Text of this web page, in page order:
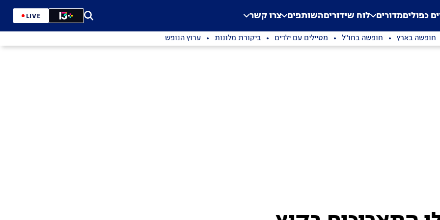
Application error: a
. כפוליםמדורים לוח שידוריםהשותפים צרו קשר LIVE
חופשה בארץ חופשה בחו"ל מטיילים עם ילדים ביקורת מלונות ערוץ הנופש